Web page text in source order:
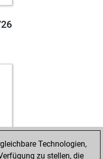
Technologien,
zu stellen, die